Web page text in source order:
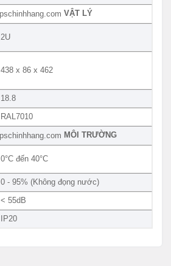
VẬT LÝ
2U
438 x 86 x 462
18.8
RAL7010
MÔI TRƯỜNG
0°C đến 40°C
0 - 95% (Không đọng nước)
< 55dB
IP20